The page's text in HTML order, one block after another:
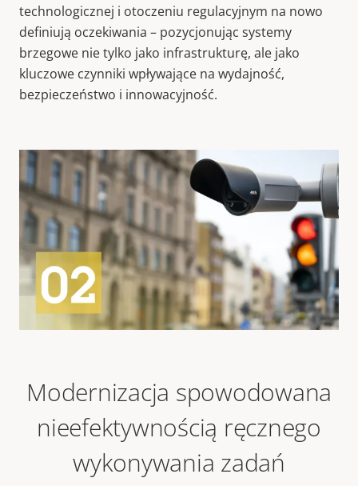
technologicznej i otoczeniu regulacyjnym na nowo
definiują oczekiwania – pozycjonując systemy
brzegowe nie tylko jako infrastrukturę, ale jako
kluczowe czynniki wpływające na wydajność,
bezpieczeństwo i innowacyjność.
Modernizacja spowodowana
nieefektywnością ręcznego
wykonywania zadań